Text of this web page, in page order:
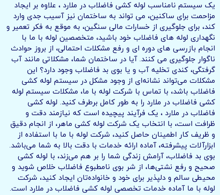
یک سیستم نامناسب لوله کشی فاضلاب در ملارد ، علاوه بر ایجاد
مزاحمت برای ساکنین، می تواند به ساختمان نیز آسیب جدی وارد
کند، برای جلوگیری از خسارات مالی سنگین، به موقع به فکر تعمیر و
نگهداری لوله های فاضلاب خود باشید، متخصصین لوله با ما با
انجام بازرسی های دوره ای و رفع مشکلات احتمالی، از بروز حوادث
ناگوار جلوگیری می کنند. آیا در ساختمان شما، مشکلاتی مانند آب
گرفتگی، کندی تخلیه آب و یا بوی بد فاضلاب وجود دارد؟ این
مشکلات می‌تواند نشانه‌ای از وجود مشکل در سیستم لوله کشی
فاضلاب باشد، با تماس با شرکت لوله با ما، مشکلات سیستم لوله
کشی فاضلاب در ملارد را به طور کامل برطرف کنید. لوله کشی
فاضلاب در ملارد ، یک فرآیند پیچیده است که نیازمند دقت و
ظرافت است، با انتخاب یک شرکت لوله کشی ماهر، از انجام دقیق
و ظریف کار اطمینان حاصل کنید، شرکت لوله با ما با استفاده از
ابزارآلات پیشرفته، آماده ارائه خدمات با دقت بالا به شما می‌باشد.
بوی بد فاضلاب، آرامش زندگی شما را بر هم می‌زند، با لوله کشی
صحیح و رفع نشتی‌ها، از شر بوی نامطبوع فاضلاب خلاص شوید و
محیطی سالم و دلپذیر برای خود و خانواده‌تان ایجاد کنید، شرکت
لوله با ما آماده خدمات تخصصی لوله کشی فاضلاب در ملارد است.